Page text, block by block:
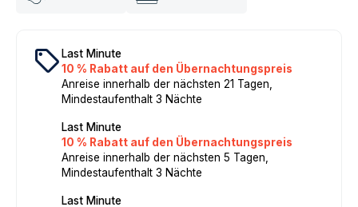
local_offer Last Minute
10 % Rabatt auf den Übernachtungspreis
Anreise innerhalb der nächsten 21 Tagen,
Mindestaufenthalt 3 Nächte
Last Minute
10 % Rabatt auf den Übernachtungspreis
Anreise innerhalb der nächsten 5 Tagen,
Mindestaufenthalt 3 Nächte
Last Minute